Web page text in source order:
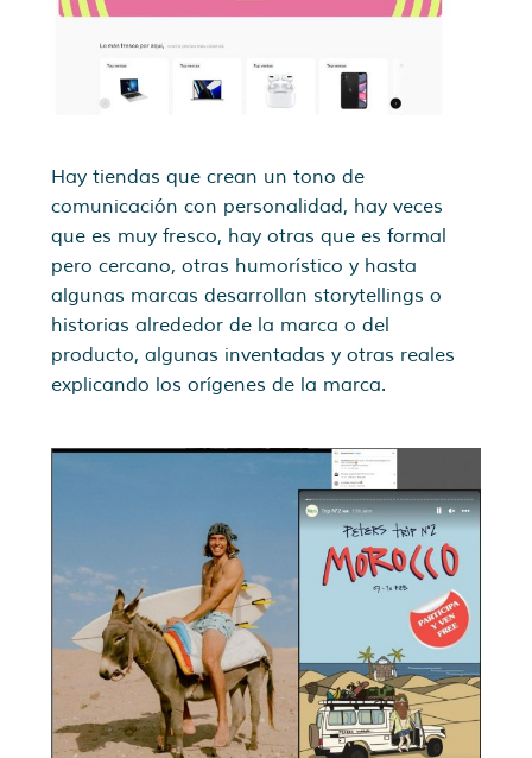
Hay tiendas que crean un tono de
comunicación con personalidad, hay veces
que es muy fresco, hay otras que es formal
pero cercano, otras humorístico y hasta
algunas marcas desarrollan storytellings o
historias alrededor de la marca o del
producto, algunas inventadas y otras reales
explicando los orígenes de la marca.